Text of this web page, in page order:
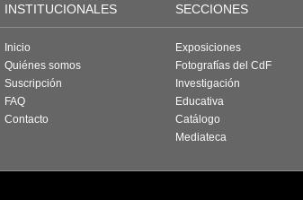
INSTITUCIONALES SECCIONES
Inicio
Quiénes somos
Suscripción
FAQ
Contacto
Exposiciones
Fotografías del CdF
Investigación
Educativa
Catálogo
Mediateca